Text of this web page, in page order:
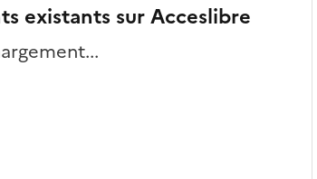
existants sur Acceslibre